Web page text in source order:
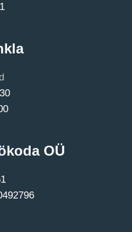
OÜ